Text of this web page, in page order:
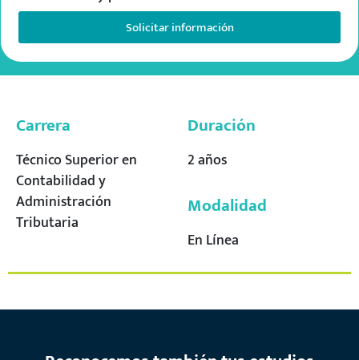
Solicitar información
Carrera
Técnico Superior en
Contabilidad y
Administración
Tributaria
Duración
2 años
Modalidad
En Línea